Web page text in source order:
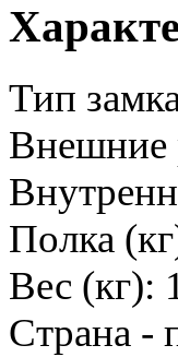
Тип
Внешние
Полка
Вес (кг):
Страна -